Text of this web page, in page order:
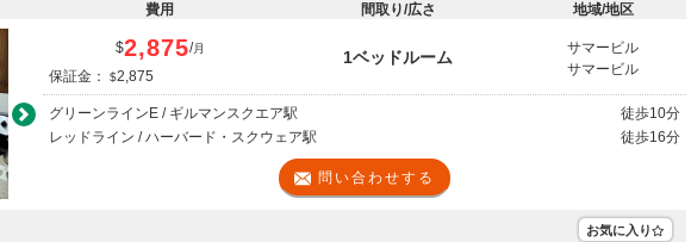
Next
費用 間取り/広さ 地域/地区
$2,875/月
保証金： $2,875
1ベッドルーム
サマービル
サマービル
グリーンラインE / ギルマンスクエア駅 徒歩10分
レッドライン / ハーバード・スクウェア駅
徒歩16分
問い合わせする
お気に入り